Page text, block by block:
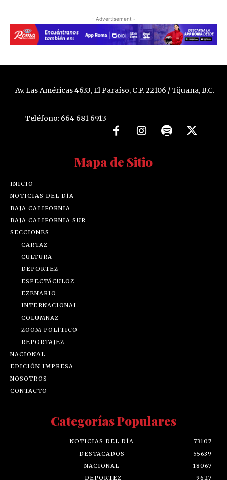
- Advertisement -
Av. Las Américas 4633, El Paraíso, C.P. 22106 / Tijuana, B.C.
Teléfono: 664 681 6913
Mapa de Sitio
INICIO
NOTICIAS DEL DÍA
BAJA CALIFORNIA
BAJA CALIFORNIA SUR
SECCIONES
CARTAZ
CULTURA
DEPORTEZ
ESPECTÁCULOZ
EZENARIO
INTERNACIONAL
COLUMNAZ
ZOOM POLÍTICO
REPORTAJEZ
NACIONAL
EDICIÓN IMPRESA
NOSOTROS
CONTACTO
Categorías Populares
NOTICIAS DEL DÍA
73107
DESTACADOS
55639
NACIONAL
18067
DEPORTEZ
9627